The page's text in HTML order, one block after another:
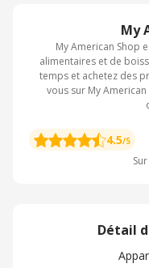
My
My American Shop
alimentaires et de
temps et achetez des
vous sur My
4.5/5
Détail